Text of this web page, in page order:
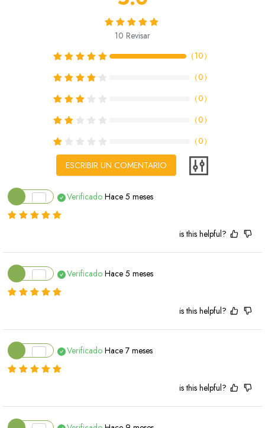
10 Revisar
（10）
（0）
（0）
（0）
（0）
ESCRIBIR UN COMENTARIO
Verificado Hace 5 meses
is this helpful?
Verificado Hace 5 meses
is this helpful?
Verificado Hace 7 meses
is this helpful?